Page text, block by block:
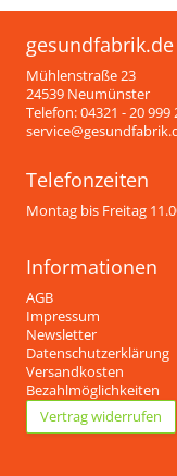
Mühlenstraße 23
24539 Neumünster
Telefon: 04321 - 20 999
Telefonzeiten
Montag bis Freitag
Informationen
AGB
Impressum
Newsletter
Datenschutzerklärung
Versandkosten
Bezahlmöglichkeiten
Vertrag widerrufen